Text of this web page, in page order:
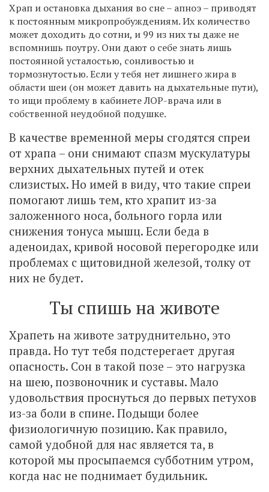
Храп и остановка дыхания во сне – апноэ – приводят
к постоянным микропробуждениям. Их количество
может доходить до сотни, и 99 из них ты даже не
вспомнишь поутру. Они дают о себе знать лишь
постоянной усталостью, сонливостью и
тормознутостью. Если у тебя нет лишнего жира в
области шеи (он может давить на дыхательные пути),
то ищи проблему в кабинете ЛОР-врача или в
собственной неудобной подушке.
В качестве временной меры сгодятся спреи
от храпа – они снимают спазм мускулатуры
верхних дыхательных путей и отек
слизистых. Но имей в виду, что такие спреи
помогают лишь тем, кто храпит из-за
заложенного носа, больного горла или
снижения тонуса мышц. Если беда в
аденоидах, кривой носовой перегородке или
проблемах с щитовидной железой, толку от
них не будет.
Ты спишь на животе
Храпеть на животе затруднительно, это
правда. Но тут тебя подстерегает другая
опасность. Сон в такой позе – это нагрузка
на шею, позвоночник и суставы. Мало
удовольствия проснуться до первых петухов
из-за боли в спине. Подыщи более
физиологичную позицию. Как правило,
самой удобной для нас является та, в
которой мы просыпаемся субботним утром,
когда нас не поднимает будильник.